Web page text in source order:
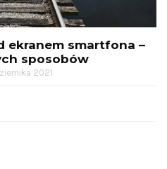
ekranem smartfona –
sposobów
2021